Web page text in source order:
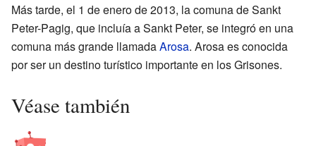
Más tarde, el 1 de enero de 2013, la comuna de Sankt
Peter-Pagig, que incluía a Sankt Peter, se integró en una
comuna más grande llamadaArosa. Arosa es conocida
por ser un destino turístico importante en los Grisones.
Véase también